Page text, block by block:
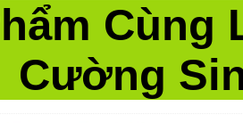
Cùng
Cường